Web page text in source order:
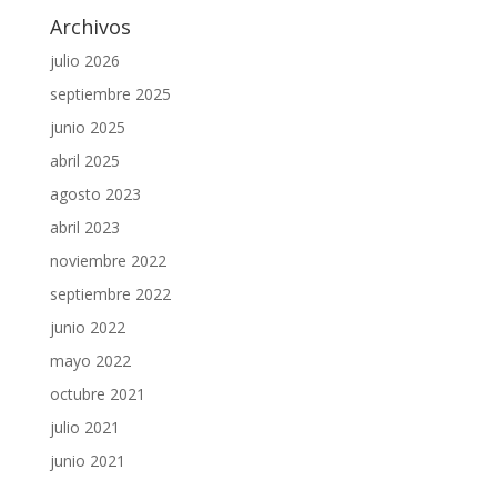
Archivos
julio 2026
septiembre 2025
junio 2025
abril 2025
agosto 2023
abril 2023
noviembre 2022
septiembre 2022
junio 2022
mayo 2022
octubre 2021
julio 2021
junio 2021